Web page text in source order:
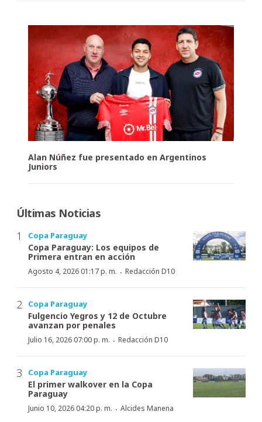
Alan Núñez fue presentado en Argentinos
Juniors
Últimas Noticias
Copa Paraguay
Copa Paraguay: Los equipos de
Primera entran en acción
Agosto 4, 2026 01:17 p. m. · Redacción D10
Copa Paraguay
Fulgencio Yegros y 12 de Octubre
avanzan por penales
Julio 16, 2026 07:00 p. m. · Redacción D10
Copa Paraguay
El primer walkover en la Copa
Paraguay
Junio 10, 2026 04:20 p. m. · Alcides Manena